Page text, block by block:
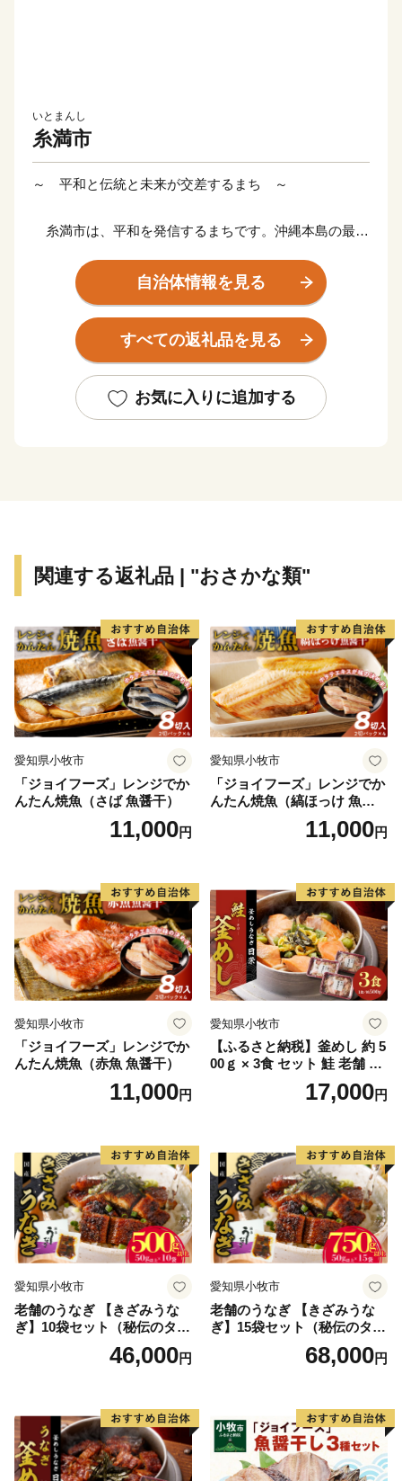
いとまんし
糸満市
～ 平和と伝統と未来が交差するまち ～
糸満市は、平和を発信するまちです。沖縄本島の最南
の塔や平和祈念公園をはじめ、各都道府県の慰霊碑が多
数存在するなど平和の尊さと戦争の悲惨さを発信するま
ちで、修学旅行など平和学習の場となっています。
レーや糸満大綱引をはじめ、ウシデーク、棒術、エイサ
ーなどの伝統行事が各字に息づき、また全国でも珍しい
通により、那覇空港との時間距離が15分～20分と短く
業も盛んですが、特に卸売市場を整備し、水産物の国際
的物流拠点を目指しています。
このように糸満市は、平和と伝統と未来が交差する発
展の可能性を大きく秘めたまちです。糸満市でたくさん
満市にご注目ください。
自治体情報を見る
すべての返礼品を見る
お気に入りに追加する
関連する返礼品 | "おさかな類"
愛知県小牧市
「ジョイフーズ」レンジでか
んたん焼魚（さば 魚醤干）
11,000円
愛知県小牧市
「ジョイフーズ」レンジでか
んたん焼魚（縞ほっけ 魚醤
11,000円
愛知県小牧市
「ジョイフーズ」レンジでか
んたん焼魚（赤魚 魚醤干）
11,000円
愛知県小牧市
【ふるさと納税】釜めし 約 5
00ｇ × 3食 セット 鮭 老舗 急
速冷凍 レンチン 時短 簡単調
理 食品 加工品 海鮮 手作り
り寄せグルメ 愛知県 小牧市
送料無料
17,000円
愛知県小牧市
老舗のうなぎ 【きざみうな
ぎ】10袋セット（秘伝のタレ
46,000円
愛知県小牧市
老舗のうなぎ 【きざみうな
ぎ】15袋セット（秘伝のタレ
68,000円